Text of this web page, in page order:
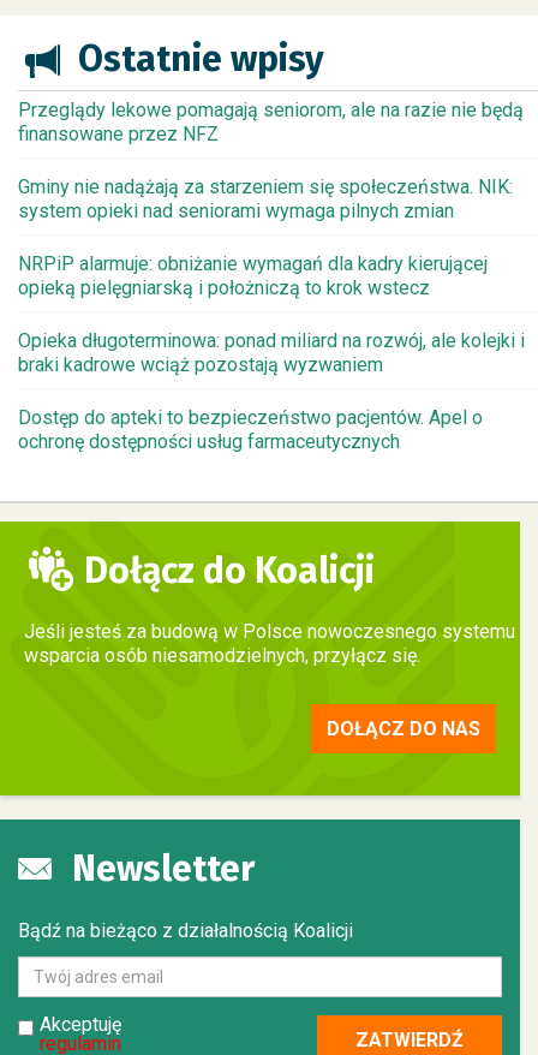
Ostatnie wpisy
Przeglądy lekowe pomagają seniorom, ale na razie nie będą
finansowane przez NFZ
Gminy nie nadążają za starzeniem się społeczeństwa. NIK:
system opieki nad seniorami wymaga pilnych zmian
NRPiP alarmuje: obniżanie wymagań dla kadry kierującej
opieką pielęgniarską i położniczą to krok wstecz
Opieka długoterminowa: ponad miliard na rozwój, ale kolejki i
braki kadrowe wciąż pozostają wyzwaniem
Dostęp do apteki to bezpieczeństwo pacjentów. Apel o
ochronę dostępności usług farmaceutycznych
Dołącz do Koalicji
Jeśli jesteś za budową w Polsce nowoczesnego systemu
wsparcia osób niesamodzielnych, przyłącz się.
DOŁĄCZ DO NAS
Newsletter
Bądź na bieżąco z działalnością Koalicji
Akceptuję
regulamin